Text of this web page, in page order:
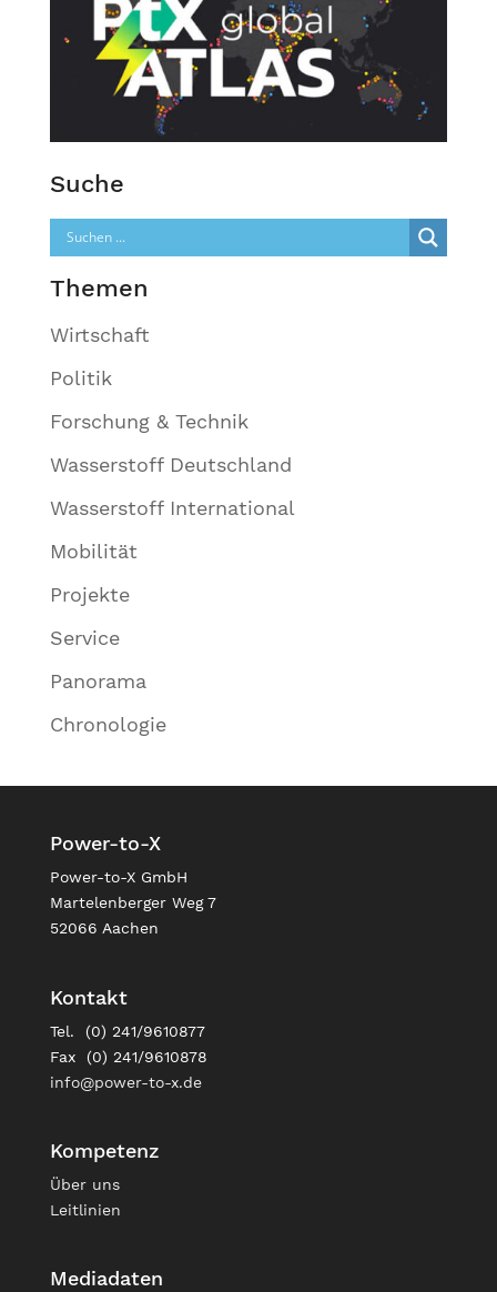
Suche
Themen
Wirtschaft
Politik
Forschung & Technik
Wasserstoff Deutschland
Wasserstoff International
Mobilität
Projekte
Service
Panorama
Chronologie
Power-to-X
Power-to-X GmbH
Martelenberger Weg 7
52066 Aachen
Kontakt
Tel. (0) 241/9610877
Fax (0) 241/9610878
info@power-to-x.de
Kompetenz
Über uns
Leitlinien
Mediadaten